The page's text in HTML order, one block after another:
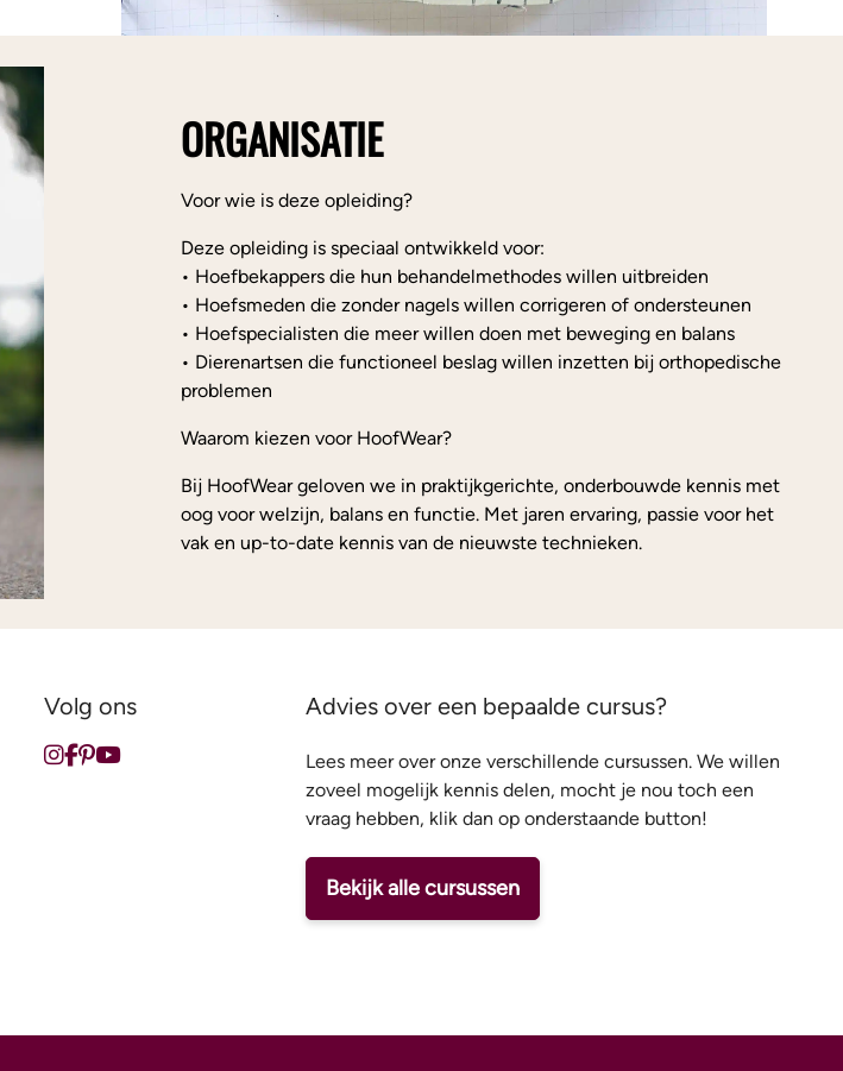
ORGANISATIE
Voor wie is deze opleiding?
Deze opleiding is speciaal ontwikkeld voor:
• Hoefbekappers die hun behandelmethodes willen uitbreiden
• Hoefsmeden die zonder nagels willen corrigeren of ondersteunen
• Hoefspecialisten die meer willen doen met beweging en balans
• Dierenartsen die functioneel beslag willen inzetten bij orthopedische
problemen
Waarom kiezen voor HoofWear?
Bij HoofWear geloven we in praktijkgerichte, onderbouwde kennis met
oog voor welzijn, balans en functie. Met jaren ervaring, passie voor het
vak en up-to-date kennis van de nieuwste technieken.
Volg ons Advies over een bepaalde cursus?
Lees meer over onze verschillende cursussen. We willen
zoveel mogelijk kennis delen, mocht je nou toch een
vraag hebben, klik dan op onderstaande button!
Bekijk alle cursussen